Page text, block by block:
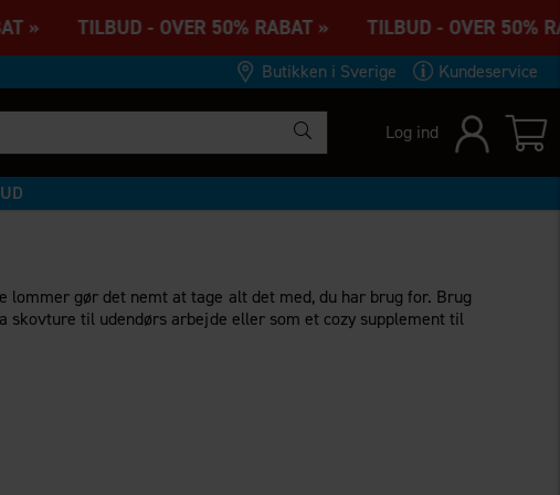
TILBUD - OVER 50% RABAT » TILBUD - OVER
Butikken i Sverige Kundeservice
Log ind
gør det nemt at tage alt det med, du har brug for. Brug
til udendørs arbejde eller som et cozy supplement til